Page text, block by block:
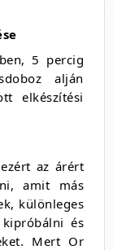
5 percig
alján
elkészítési
az árért
amit más
különleges
és
Mert Or